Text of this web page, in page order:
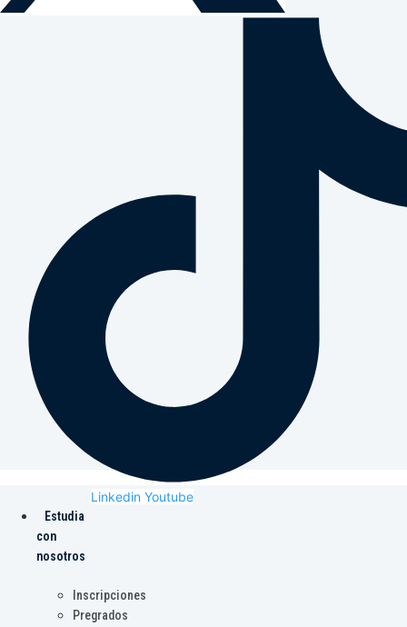
Linkedin Youtube
Estudia
con
nosotros
Inscripciones
Pregrados